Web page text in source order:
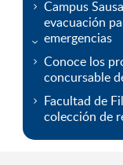
Campus
evacuación
emergencias
Conoce los
concursable
Facultad de
colección de